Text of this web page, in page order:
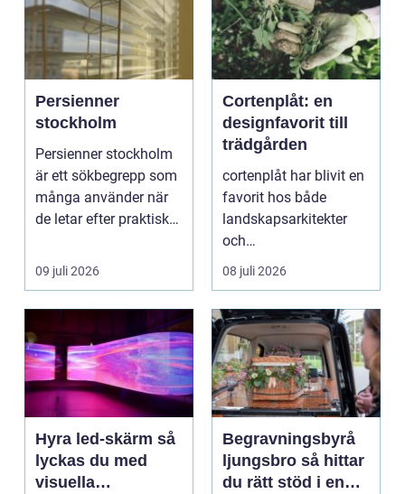
Persienner
stockholm
Persienner stockholm
är ett sökbegrepp som
många använder när
de letar efter praktiska
09 juli 2026
Cortenplåt: en
designfavorit till
trädgården
cortenplåt har blivit en
favorit hos både
landskapsarkitekter
och
trädgårdsentusiaster.
Det är ett m...
08 juli 2026
Hyra led-skärm så
lyckas du med
visuella
Begravningsbyrå
ljungsbro så hittar
du rätt stöd i en